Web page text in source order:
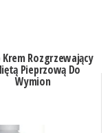
Krem Rozgrzewający
Pieprzową Do
Wymion